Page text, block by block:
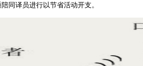
同译员进行以节省活动开支。